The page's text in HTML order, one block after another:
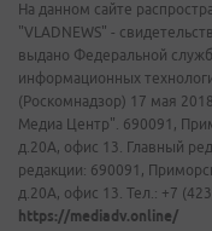
На данном сайте
"VLADNEWS" -
выдано Федеральной
информационных
(Роскомнадзор) 17 мая
Медиа Центр". 690091,
д.20А, офис 13. Главный
редакции: 690091,
д.20А, офис 13. Тел.: +7
https://mediadv.online/